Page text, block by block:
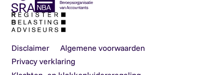
Disclaimer
Algemene voorwaarden
Privacy verklaring